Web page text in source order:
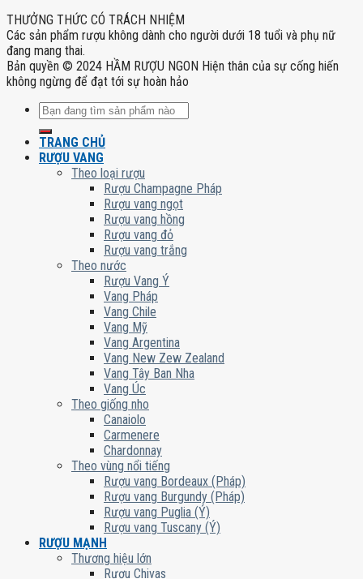
THƯỞNG THỨC CÓ TRÁCH NHIỆM
Các sản phẩm rượu không dành cho người dưới 18 tuổi và phụ nữ
đang mang thai.
Bản quyền © 2024 HẦM RƯỢU NGON Hiện thân của sự cống hiến
không ngừng để đạt tới sự hoàn hảo
Tìm
kiếm:
TRANG CHỦ
RƯỢU VANG
Theo loại rượu
Rượu Champagne Pháp
Rượu vang ngọt
Rượu vang hồng
Rượu vang đỏ
Rượu vang trắng
Theo nước
Rượu Vang Ý
Vang Pháp
Vang Chile
Vang Mỹ
Vang Argentina
Vang New Zew Zealand
Vang Tây Ban Nha
Vang Úc
Theo giống nho
Canaiolo
Carmenere
Chardonnay
Theo vùng nổi tiếng
Rượu vang Bordeaux (Pháp)
Rượu vang Burgundy (Pháp)
Rượu vang Puglia (Ý)
Rượu vang Tuscany (Ý)
RƯỢU MẠNH
Thương hiệu lớn
Rượu Chivas